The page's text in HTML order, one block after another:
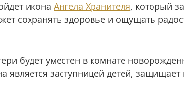
икона Ангела Хранителя, который
сохранять здоровье и ощущать
будет уместен в комнате
является заступницей детей,